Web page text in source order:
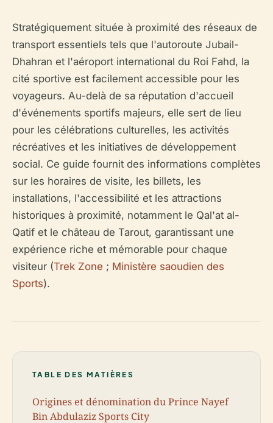
Stratégiquement située à proximité des réseaux de
transport essentiels tels que l'autoroute Jubail-
Dhahran et l'aéroport international du Roi Fahd, la
cité sportive est facilement accessible pour les
voyageurs. Au-delà de sa réputation d'accueil
d'événements sportifs majeurs, elle sert de lieu
pour les célébrations culturelles, les activités
récréatives et les initiatives de développement
social. Ce guide fournit des informations complètes
sur les horaires de visite, les billets, les
installations, l'accessibilité et les attractions
historiques à proximité, notamment le Qal'at al-
Qatif et le château de Tarout, garantissant une
expérience riche et mémorable pour chaque
visiteur (Trek Zone ; Ministère saoudien des
Sports).
TABLE DES MATIÈRES
Origines et dénomination du Prince Nayef
Bin Abdulaziz Sports City